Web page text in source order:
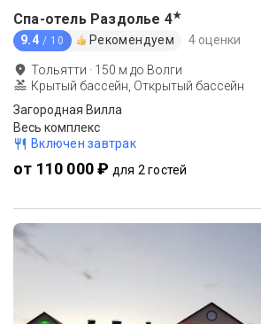
Спа-отель Раздолье 4★
9.4 / 10 Рекомендуем 4 оценки
Тольятти · 150 м до Волги
Крытый бассейн, Открытый бассейн
Загородная Вилла
Весь комплекс
Включен завтрак
от 110 000 ₽ для 2 гостей